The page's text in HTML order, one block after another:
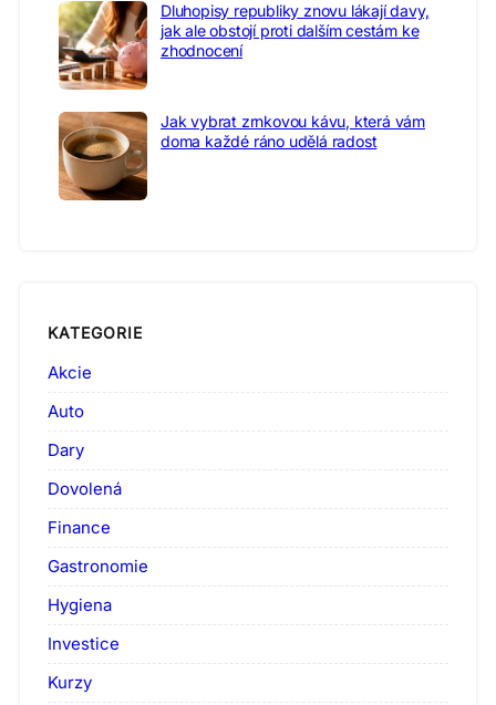
Dluhopisy republiky znovu lákají davy,
jak ale obstojí proti dalším cestám ke
zhodnocení
Jak vybrat zrnkovou kávu, která vám
doma každé ráno udělá radost
KATEGORIE
Akcie
Auto
Dary
Dovolená
Finance
Gastronomie
Hygiena
Investice
Kurzy